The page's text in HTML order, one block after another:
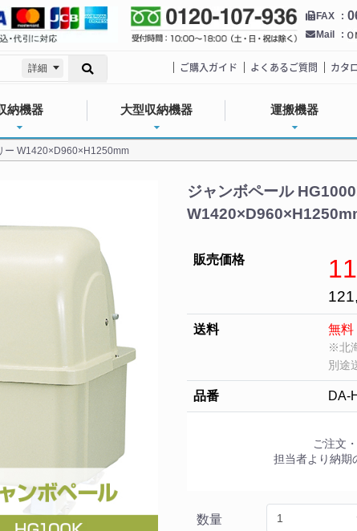
詳細
FAX
Mail
ご購入ガイド よくあるご質問 カタ
納機器 大型収納機器 運搬機器
ー W1420×D960×H1250mm
ジャンボペール
販売価格
送料 無料
※北
別途
品番 DA-
ご注文
担当者より納期
数量